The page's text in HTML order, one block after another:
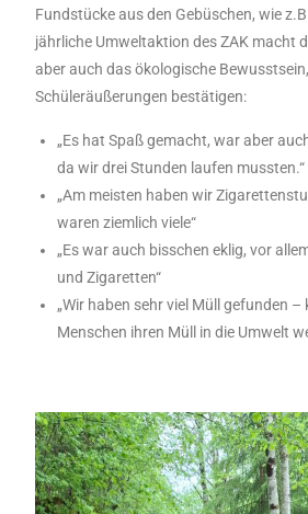
Fundstücke aus den Gebüschen, wie
jährliche Umweltaktion des ZAK macht
aber auch das ökologische
Schüleräußerungen bestätigen:
„Es hat Spaß gemacht, war aber
da wir drei Stunden laufen mussten.“
„Am meisten haben wir
waren ziemlich viele“
„Es war auch bisschen eklig, vor
und Zigaretten“
„Wir haben sehr viel Müll gefunden
Menschen ihren Müll in die Umwelt